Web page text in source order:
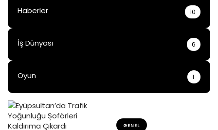
Haberler 10
İş Dünyası 6
Oyun 1
GENEL